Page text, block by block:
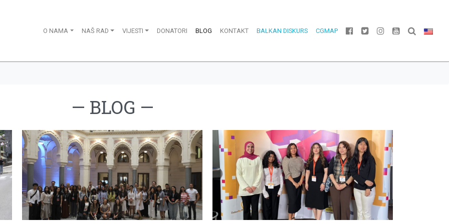
O NAMA NAŠ RAD VIJESTI DONATORI BLOG KONTAKT BALKAN DISKURS CGMAP
— BLOG —